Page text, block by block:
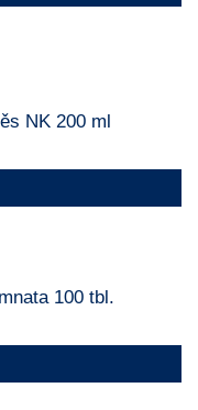
NK 200 ml
100 tbl.